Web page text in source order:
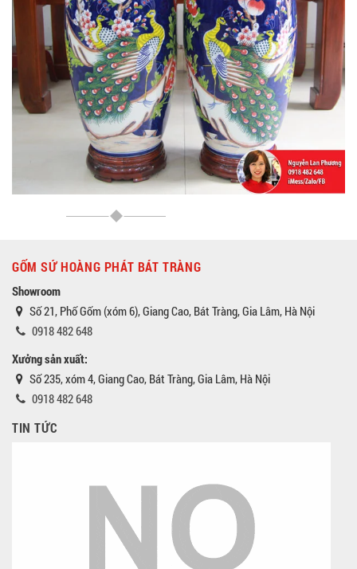
GỐM SỨ HOÀNG PHÁT BÁT TRÀNG
Showroom
Số 21, Phố Gốm (xóm 6), Giang Cao, Bát Tràng, Gia Lâm, Hà Nội
0918 482 648
Xưởng sản xuất:
Số 235, xóm 4, Giang Cao, Bát Tràng, Gia Lâm, Hà Nội
0918 482 648
TIN TỨC